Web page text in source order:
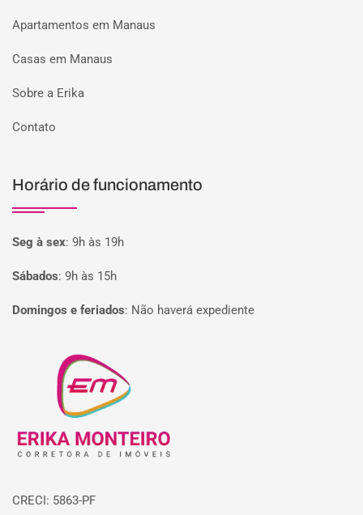
Apartamentos em Manaus
Casas em Manaus
Sobre a Erika
Contato
Horário de funcionamento
Seg à sex: 9h às 19h
Sábados: 9h às 15h
Domingos e feriados: Não haverá expediente
Página inicial
CRECI: 5863-PF